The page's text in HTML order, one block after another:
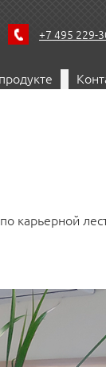
+7 495 229-
карьерной